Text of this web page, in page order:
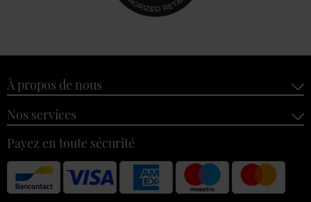
À propos de nous
Nos services
Payez en toute sécurité